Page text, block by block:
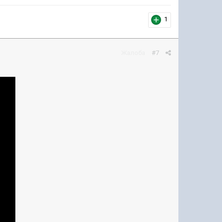
1
#7